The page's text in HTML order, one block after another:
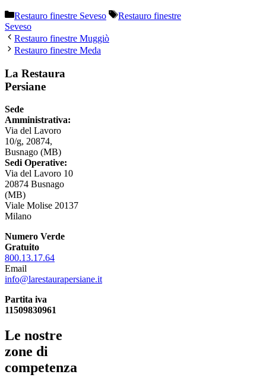
Categorie
Restauro finestre Seveso Tag
Restauro finestre
Seveso
Restauro finestre Muggiò
Restauro finestre Meda
La Restaura
Persiane
Sede
Amministrativa:
Via del Lavoro
10/g, 20874,
Busnago (MB)
Sedi Operative:
Via del Lavoro 10
20874 Busnago
(MB)
Viale Molise 20137
Milano
Numero Verde
Gratuito
800.13.17.64
Email
info@larestaurapersiane.it
Partita iva
11509830961
Le nostre
zone di
competenza